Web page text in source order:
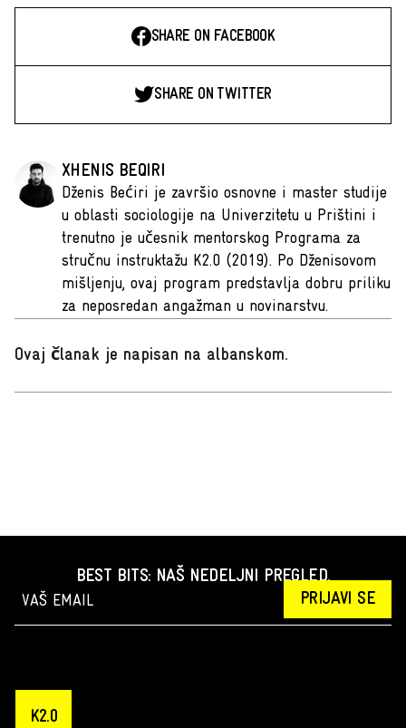
SHARE ON FACEBOOK
SHARE ON TWITTER
XHENIS BEQIRI
Dženis Bećiri je završio osnovne i master studije
u oblasti sociologije na Univerzitetu u Prištini i
trenutno je učesnik mentorskog Programa za
stručnu instruktažu K2.0 (2019). Po Dženisovom
mišljenju, ovaj program predstavlja dobru priliku
za neposredan angažman u novinarstvu.
Ovaj članak je napisan na albanskom.
BEST BITS: NAŠ NEDELJNI PREGLED.
PRIJAVI SE
K2.0